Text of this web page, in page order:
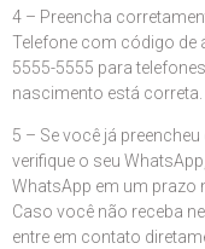
4 – Preencha
Telefone com código de
5555-5555 para
nascimento está correta.
5 – Se você já
verifique o seu
WhatsApp em um prazo
Caso você não receba
entre em contato